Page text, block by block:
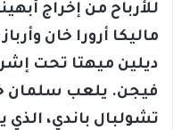
للأرباح من إخراج
ماليكا أرورا خان
ديلين ميهتا تحت
فيجن. يلعب سلمان
تشولبال باندي،